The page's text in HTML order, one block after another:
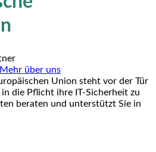
Mehr über uns
Union steht vor der Tür
die Pflicht ihre IT-Sicherheit zu
beraten und unterstützt Sie in